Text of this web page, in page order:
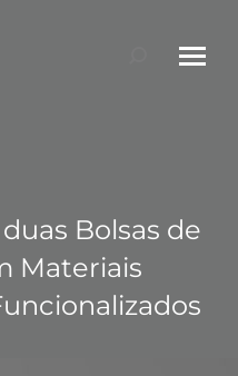
Search:
Bolsas de
Materiais